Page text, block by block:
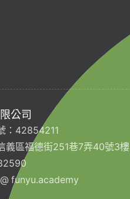
公司
：42854211
義區福德街251巷7弄40號3樓
funyu.academy